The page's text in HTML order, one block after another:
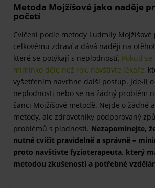
Metoda Mojžíšové jako naděje
početí
Cvičení podle metody Ludmily Mojžíšové
celkovému zdraví a dává naději na
které se potýkají s neplodností. Pokud
miminko déle než rok, navštivte lékaře,
vyšetřením navrhne další postup. Jde-li
neplodnosti nebo se na žádný problém
šanci Mojžíšové metodě. Nejde o žádné
metody, ale zdravotníky podporovaný
problémů s plodností. Nezapomínejte,
nutné cvičit pravidelně a správně –
proto navštivte fyzioterapeuta, který
metodou zkušenosti a potřebné